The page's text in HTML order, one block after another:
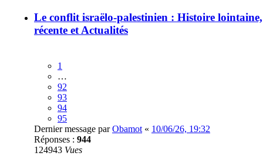
Le conflit israëlo-palestinien : Histoire lointaine,
récente et Actualités
1
…
92
93
94
95
Dernier message parObamot « 10/06/26, 19:32
Réponses : 944
124943 Vues